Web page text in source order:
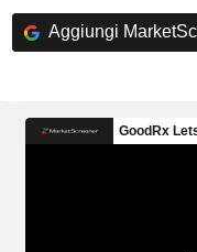
Aggiungi